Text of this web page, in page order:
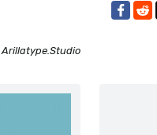
Arillatype.Studio